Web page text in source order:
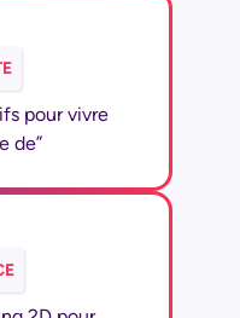
pour vivre
de”